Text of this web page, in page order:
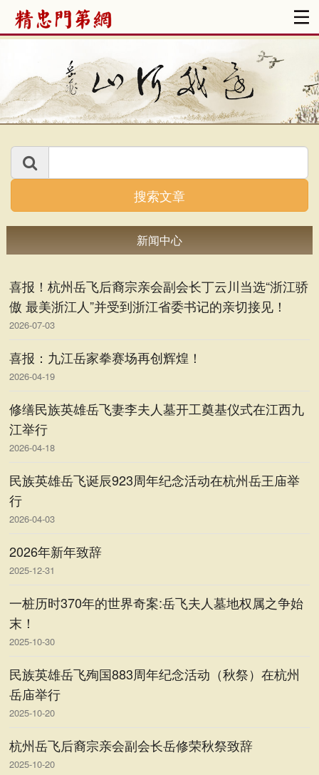
搜索文章
新闻中心
喜报！杭州岳飞后裔宗亲会副会长丁云川当选“浙江骄
傲 最美浙江人”并受到浙江省委书记的亲切接见！
2026-07-03
喜报：九江岳家拳赛场再创辉煌！
2026-04-19
修缮民族英雄岳飞妻李夫人墓开工奠基仪式在江西九
江举行
2026-04-18
民族英雄岳飞诞辰923周年纪念活动在杭州岳王庙举
行
2026-04-03
2026年新年致辞
2025-12-31
一桩历时370年的世界奇案:岳飞夫人墓地权属之争始
末！
2025-10-30
民族英雄岳飞殉国883周年纪念活动（秋祭）在杭州
岳庙举行
2025-10-20
杭州岳飞后裔宗亲会副会长岳修荣秋祭致辞
2025-10-20